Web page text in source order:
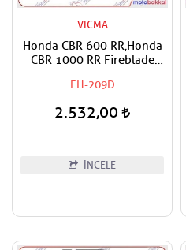
VICMA
Honda CBR 600 RR,Honda
CBR 1000 RR Fireblade
EH-209D
2.532,00
İNCELE